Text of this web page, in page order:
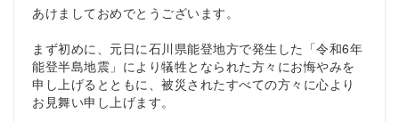
あけましておめでとうございます。
まず初めに、元日に石川県能登地方で発生した「令和6年
能登半島地震」により犠牲となられた方々にお悔やみを
申し上げるとともに、被災されたすべての方々に心より
お見舞い申し上げます。